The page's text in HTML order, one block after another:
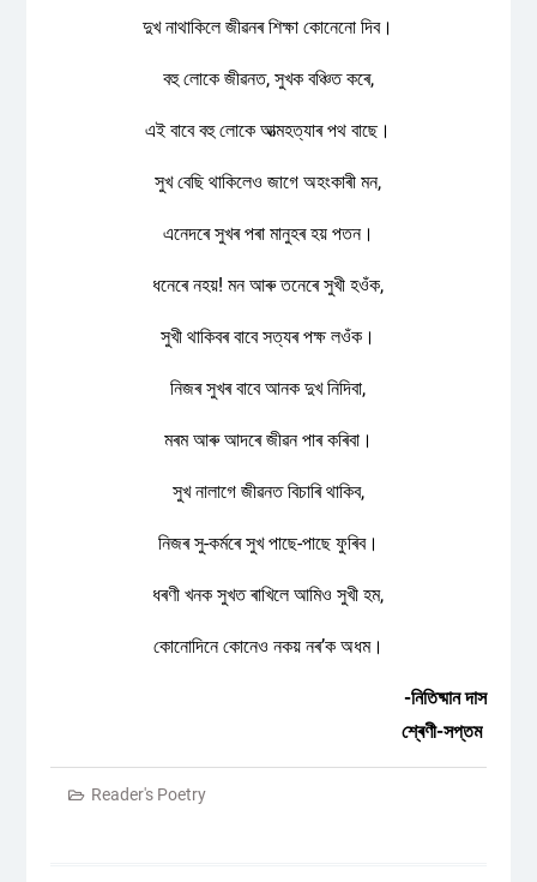
দুখ নাথাকিলে জীৱনৰ শিক্ষা কোনেনো দিব।
বহু লোকে জীৱনত, সুখক বঞ্চিত কৰে,
এই বাবে বহু লোকে আত্মহত্যাৰ পথ বাছে।
সুখ বেছি থাকিলেও জাগে অহংকাৰী মন,
এনেদৰে সুখৰ পৰা মানুহৰ হয় পতন।
ধনেৰে নহয়! মন আৰু তনেৰে সুখী হওঁক,
সুখী থাকিবৰ বাবে সত্যৰ পক্ষ লওঁক।
নিজৰ সুখৰ বাবে আনক দুখ নিদিবা,
মৰম আৰু আদৰে জীৱন পাৰ কৰিবা।
সুখ নালাগে জীৱনত বিচাৰি থাকিব,
নিজৰ সু-কৰ্মৰে সুখ পাছে-পাছে ফুৰিব।
ধৰণী খনক সুখত ৰাখিলে আমিও সুখী হম,
কোনোদিনে কোনেও নকয় নৰ’ক অধম।
-নিতিষ্মান দাস
শ্ৰেণী-সপ্তম
Reader's Poetry